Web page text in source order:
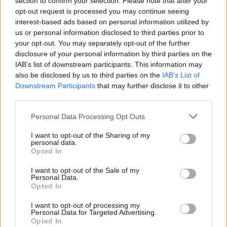
opt-out request is processed you may continue seeing
interest-based ads based on personal information utilized by
us or personal information disclosed to third parties prior to
your opt-out. You may separately opt-out of the further
disclosure of your personal information by third parties on the
IAB’s list of downstream participants. This information may
also be disclosed by us to third parties on the IAB’s List of
Downstream Participants that may further disclose it to other
Personal Data Processing Opt Outs
I want to opt-out of the Sharing of my
personal data.
Opted In
I want to opt-out of the Sale of my
Personal Data.
Opted In
I want to opt-out of processing my
Personal Data for Targeted Advertising.
Opted In
Bilanci i zjarreve në vend:
23 vatra të raportuara, dy
vijojnë të monitorohen
Rusia goditet nga një
sulm i gjerë me dronë
ukrainas, përfshihet nga
Je mysafir, kthehu në
Shqipëri”/ Gazetari grek
përballet me sulm racist
pas paralajmërimit për
Adelina Ismaili rikthehet
me Gimbo-n